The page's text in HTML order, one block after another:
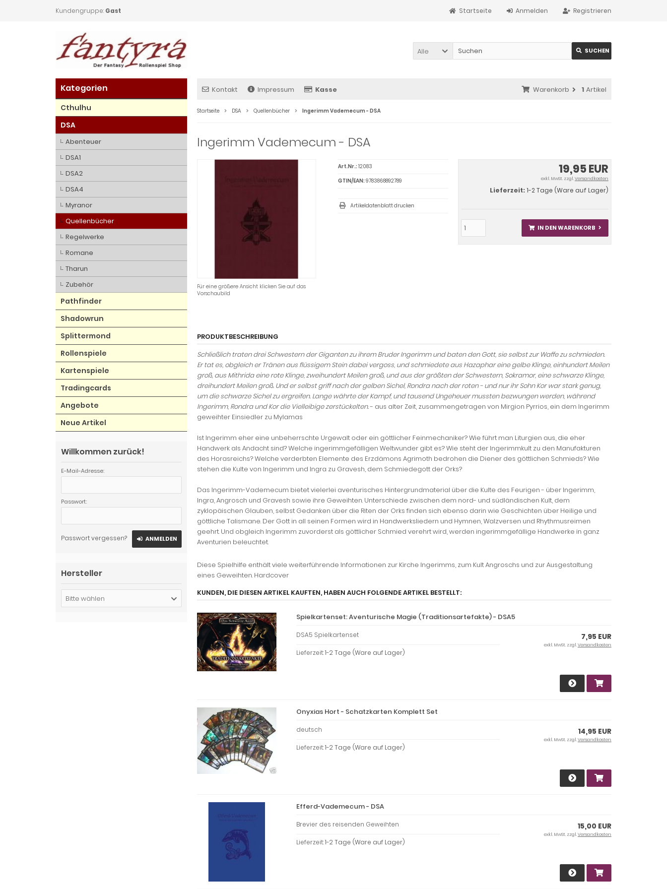
Kundengruppe: Gast Registrieren
Anmelden
Startseite
Alle SUCHEN
Kontakt Impressum Kasse Warenkorb 1 Artikel
Startseite DSA Quellenbücher Ingerimm Vademecum - DSA
Ingerimm Vademecum - DSA
Für eine größere Ansicht klicken Sie auf das
Vorschaubild
19,95 EUR
exkl. MwSt. zzgl.Versandkosten
Lieferzeit: 1-2 Tage (Ware auf Lager)
IN DEN WARENKORB
Art.Nr.: 12083
GTIN/EAN: 9783868892789
Artikeldatenblatt drucken
PRODUKTBESCHREIBUNG
Schließlich traten drei Schwestern der Giganten zu ihrem Bruder Ingerimm und baten den Gott, sie selbst zur Waffe zu schmieden.
Er tat es, obgleich er Tränen aus flüssigem Stein dabei vergoss, und schmiedete aus Hazaphar eine gelbe Klinge, einhundert Meilen
groß, aus Mithrida eine rote Klinge, zweihundert Meilen groß, und aus der größten der Schwestern, Sokramor, eine schwarze Klinge,
dreihundert Meilen groß. Und er selbst griff nach der gelben Sichel, Rondra nach der roten - und nur ihr Sohn Kor war stark genug,
um die schwarze Sichel zu ergreifen. Lange währte der Kampf, und tausend Ungeheuer mussten bezwungen werden, während
Ingerimm, Rondra und Kor die Vielleibige zerstückelten.- aus alter Zeit, zusammengetragen von Mirgion Pyrrios, ein dem Ingerimm
geweihter Einsiedler zu Mylamas
Ist Ingerimm eher eine unbeherrschte Urgewalt oder ein göttlicher Feinmechaniker? Wie führt man Liturgien aus, die eher
Handwerk als Andacht sind? Welche ingerimmgefälligen Weltwunder gibt es? Wie steht der Ingerimmkult zu den Manufakturen
des Horasreichs? Welche verderbten Elemente des Erzdämons Agrimoth bedrohen die Diener des göttlichen Schmieds? Wie
stehen die Kulte von Ingerimm und Ingra zu Gravesh, dem Schmiedegott der Orks?
Das Ingerimm-Vademecum bietet vielerlei aventurisches Hintergrundmaterial über die Kulte des Feurigen - über Ingerimm,
Ingra, Angrosch und Gravesh sowie ihre Geweihten. Unterschiede zwischen dem nord- und südländischen Kult, dem
zyklopäischen Glauben, selbst Gedanken über die Riten der Orks finden sich ebenso darin wie Geschichten über Heilige und
göttliche Talismane. Der Gott in all seinen Formen wird in Handwerksliedern und Hymnen, Walzversen und Rhythmusreimen
geehrt. Und obgleich Ingerimm zuvorderst als göttlicher Schmied verehrt wird, werden ingerimmgefällige Handwerke in ganz
Aventurien beleuchtet.
Diese Spielhilfe enthält viele weiterführende Informationen zur Kirche Ingerimms, zum Kult Angroschs und zur Ausgestaltung
eines Geweihten. Hardcover
KUNDEN, DIE DIESEN ARTIKEL KAUFTEN, HABEN AUCH FOLGENDE ARTIKEL BESTELLT:
Spielkartenset: Aventurische Magie (Traditionsartefakte) - DSA5
DSA5 Spielkartenset
Lieferzeit:1-2 Tage (Ware auf Lager)
7,95 EUR
exkl. MwSt. zzgl.Versandkosten
Onyxias Hort - Schatzkarten Komplett Set
deutsch
Lieferzeit:1-2 Tage (Ware auf Lager)
14,95 EUR
exkl. MwSt. zzgl.Versandkosten
Efferd-Vademecum - DSA
Brevier des reisenden Geweihten
Lieferzeit:1-2 Tage (Ware auf Lager)
15,00 EUR
exkl. MwSt. zzgl.Versandkosten
Kategorien
Cthulhu
DSA
Abenteuer
DSA1
DSA2
DSA4
Myranor
Quellenbücher
Regelwerke
Romane
Tharun
Zubehör
Pathfinder
Shadowrun
Splittermond
Rollenspiele
Kartenspiele
Tradingcards
Angebote
Neue Artikel
Willkommen zurück!
E-Mail-Adresse:
Passwort:
Passwort vergessen? ANMELDEN
Hersteller
Bitte wählen